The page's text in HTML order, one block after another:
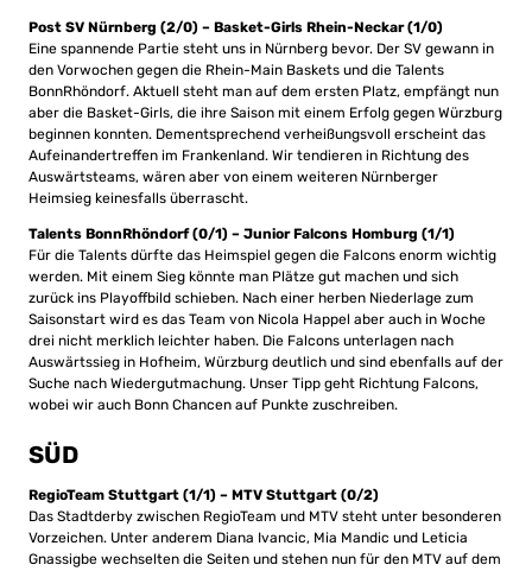
Post SV Nürnberg (2/0) – Basket-Girls Rhein-Neckar (1/0)
Eine spannende Partie steht uns in Nürnberg bevor. Der SV gewann in
den Vorwochen gegen die Rhein-Main Baskets und die Talents
BonnRhöndorf. Aktuell steht man auf dem ersten Platz, empfängt nun
aber die Basket-Girls, die ihre Saison mit einem Erfolg gegen Würzburg
beginnen konnten. Dementsprechend verheißungsvoll erscheint das
Aufeinandertreffen im Frankenland. Wir tendieren in Richtung des
Auswärtsteams, wären aber von einem weiteren Nürnberger
Heimsieg keinesfalls überrascht.
Talents BonnRhöndorf (0/1) – Junior Falcons Homburg (1/1)
Für die Talents dürfte das Heimspiel gegen die Falcons enorm wichtig
werden. Mit einem Sieg könnte man Plätze gut machen und sich
zurück ins Playoffbild schieben. Nach einer herben Niederlage zum
Saisonstart wird es das Team von Nicola Happel aber auch in Woche
drei nicht merklich leichter haben. Die Falcons unterlagen nach
Auswärtssieg in Hofheim, Würzburg deutlich und sind ebenfalls auf der
Suche nach Wiedergutmachung. Unser Tipp geht Richtung Falcons,
wobei wir auch Bonn Chancen auf Punkte zuschreiben.
SÜD
RegioTeam Stuttgart (1/1) – MTV Stuttgart (0/2)
Das Stadtderby zwischen RegioTeam und MTV steht unter besonderen
Vorzeichen. Unter anderem Diana Ivancic, Mia Mandic und Leticia
Gnassigbe wechselten die Seiten und stehen nun für den MTV auf dem